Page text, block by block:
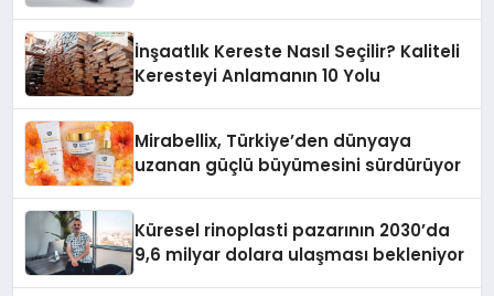
İnşaatlık Kereste Nasıl Seçilir? Kaliteli
Keresteyi Anlamanın 10 Yolu
Mirabellix, Türkiye’den dünyaya
uzanan güçlü büyümesini sürdürüyor
Küresel rinoplasti pazarının 2030’da
9,6 milyar dolara ulaşması bekleniyor